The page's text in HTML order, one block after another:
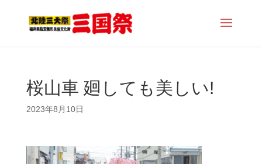
桜山車 廻しても美しい!
2023年8月10日